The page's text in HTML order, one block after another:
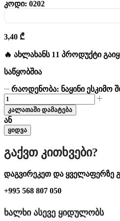
კოდი: 0202
3,40 ₾
🔥 ახლახანს 11 პროდუქტი
საწყობშია
რაოდენობა: ნაყინი ესკიმო
კალათაში დამატება
ან
ყიდვა
Გაქვთ Კითხვები?
დაგვირეკეთ და ყველაფერზე
+995 568 807 050
ᲮᲐᲚᲮᲘ ᲐᲡᲔᲕᲔ ᲧᲘᲓᲣᲚᲝᲑᲡ